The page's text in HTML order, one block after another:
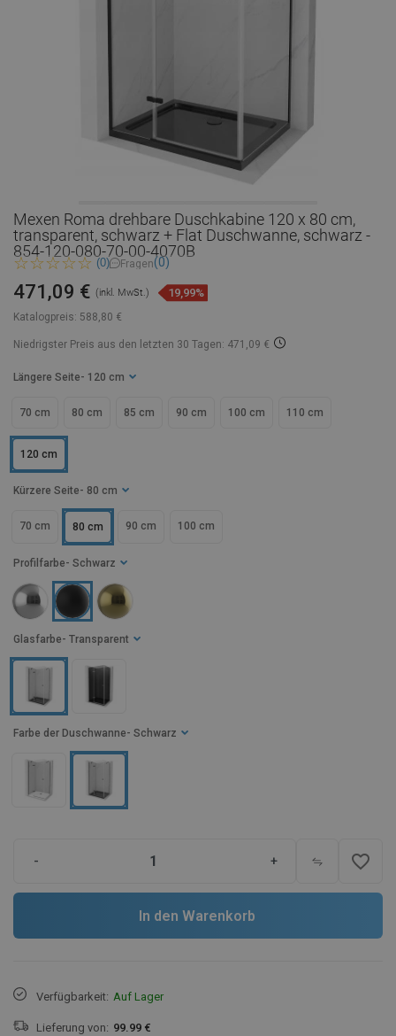
Mexen Roma drehbare Duschkabine 120 x 80 cm,
transparent, schwarz + Flat Duschwanne, schwarz -
854-120-080-70-00-4070B
(0) Fragen(0)
Katalogpreis: 588,80 €
471,09 € (inkl. MwSt.) 19,99%
Niedrigster Preis aus den letzten 30 Tagen: 471,09 €
Längere Seite - 120 cm
70 cm 80 cm 85 cm 90 cm 100 cm 110 cm
120 cm
Kürzere Seite - 80 cm
70 cm 80 cm 90 cm 100 cm
Glasfarbe - Transparent
Profilfarbe - Schwarz
Farbe der Duschwanne - Schwarz
- + favorite_border
In den Warenkorb
Verfügbarkeit: Auf Lager
Lieferung von: 99.99 €